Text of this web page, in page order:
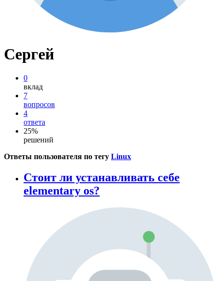
Сергей
0
вклад
7
вопросов
4
ответа
25%
решений
Ответы пользователя по тегу Linux
Стоит ли устанавливать себе
elementary os?